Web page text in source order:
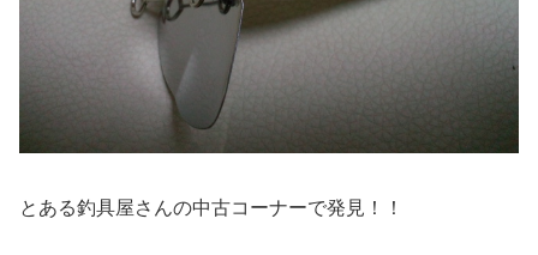
とある釣具屋さんの中古コーナーで発見！！